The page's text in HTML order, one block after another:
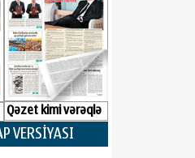
Qəzet kimi vərəqlə
VERSİYASI